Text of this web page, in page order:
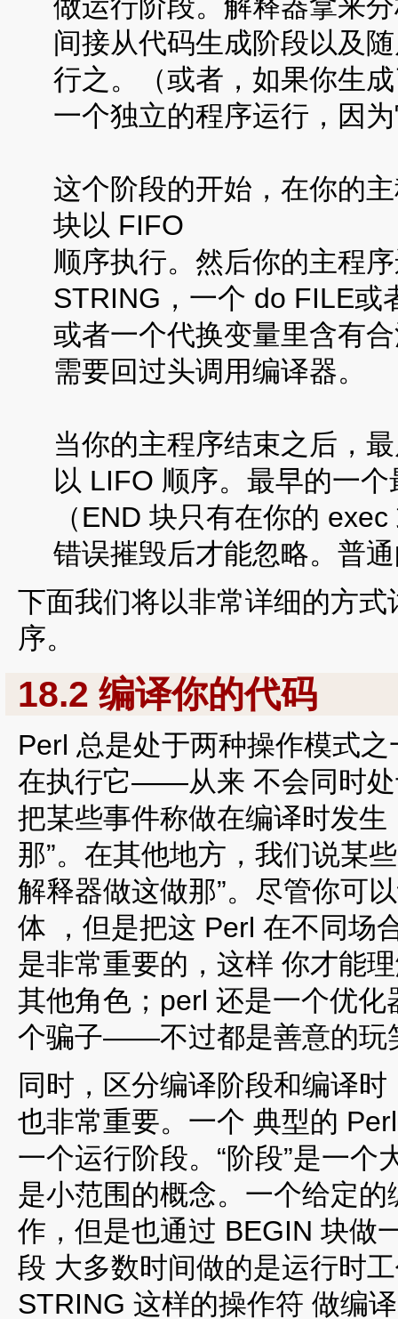
间接从代码生成阶段以及
行之。（或者，如果你生
一个独立的程序运行，因
这个阶段的开始，在你的
块以 FIFO
顺序执行。然后你的主程
STRING，一个 do FILE或
或者一个代换变量里含有
需要回过头调用编译器。
当你的主程序结束之后，
以 LIFO 顺序。最早的一
（END 块只有在你的
错误摧毁后才能忽略。普
下面我们将以非常详细的方
序。
18.2 编译你的代码
Perl 总是处于两种操作模式
在执行它——从来 不会同时处
把某些事件称做在编译时发
那”。在其他地方，我们说某
解释器做这做那”。尽管你可
体 ，但是把这 Perl 在不同场
是非常重要的，这样 你才能
其他角色；perl 还是一个优
个骗子——不过都是善意的玩
同时，区分编译阶段和编译
也非常重要。一个 典型的
一个运行阶段。“阶段”是一
是小范围的概念。一个给定
作，但是也通过 BEGIN 块做
段 大多数时间做的是运行时
STRING 这样的操作符 做编